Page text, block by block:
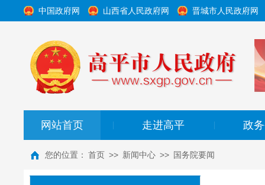
中国政府网 山西省人民政府网 晋城市人民政府网
网站首页 走进高平 政
您的位置： 首页 >> 新闻中心 >> 国务院要闻